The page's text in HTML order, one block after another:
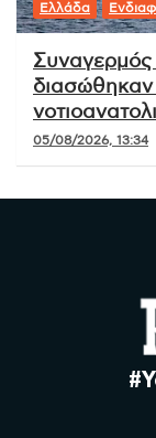
Ελλάδα
Συναγερμός
διασώθηκαν
05/08/2026, 13:34